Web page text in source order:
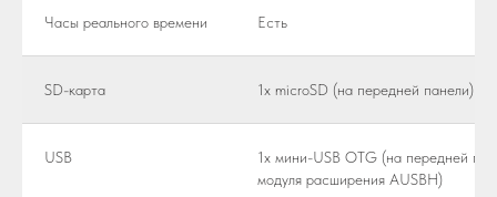
Часы реального времени Есть
SD-карта 1x microSD (на передней панели)
USB
1x мини-USB OTG (на передней
модуля расширения AUSBH)